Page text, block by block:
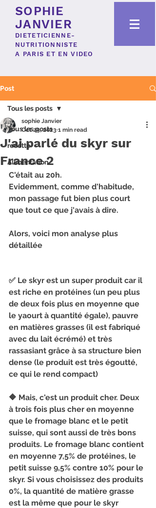
SOPHIE
JANVIER
DIETETICIENNE-
NUTRITIONNISTE
A PARIS ET EN VIDEO
Post
Tous les posts
recette
Alimentation
Tous les posts
J'ai parlé du skyr sur
France 2
sophie Janvier
Oct 25, 2023 1 min read
C'était au 20h.
Evidemment, comme d'habitude,
mon passage fut bien plus court
que tout ce que j'avais à dire.
Alors, voici mon analyse plus
détaillée
✅ Le skyr est un super produit car il
est riche en protéines (un peu plus
de deux fois plus en moyenne que
le yaourt à quantité égale), pauvre
en matières grasses (il est fabriqué
avec du lait écrémé) et très
rassasiant grâce à sa structure bien
dense (le produit est très égoutté,
ce qui le rend compact)
🔶 Mais, c'est un produit cher. Deux
à trois fois plus cher en moyenne
que le fromage blanc et le petit
suisse, qui sont aussi de très bons
produits. Le fromage blanc contient
en moyenne 7,5% de protéines, le
petit suisse 9,5% contre 10% pour le
skyr. Si vous choisissez des produits
0%, la quantité de matière grasse
est la même que pour le skyr